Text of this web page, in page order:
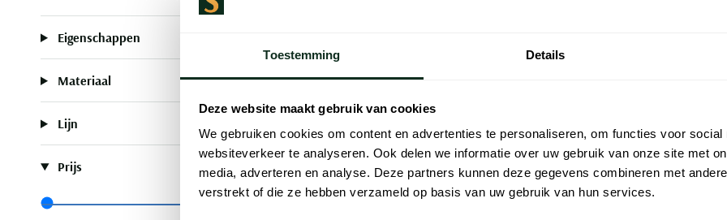
Toestemming Details
Deze website maakt gebruik van cookies
We gebruiken cookies om content en advertenties te personaliseren, om functies voor social
websiteverkeer te analyseren. Ook delen we informatie over uw gebruik van onze site met
media, adverteren en analyse. Deze partners kunnen deze gegevens combineren met
verstrekt of die ze hebben verzameld op basis van uw gebruik van hun services.
34/34
34/36
35/32
38/34
Eigenschappen
Materiaal
Lijn
Prijs
Range slider min value
Range slider max value
€ 139,99